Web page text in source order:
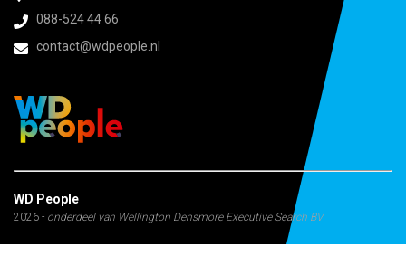
088-524 44 66
contact@wdpeople.nl
WD People
2026 - onderdeel van Wellington Densmore Executive Search BV